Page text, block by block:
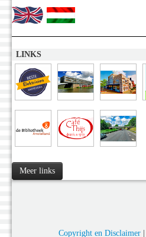
LINKS
Meer links
Copyright en Disclaimer|